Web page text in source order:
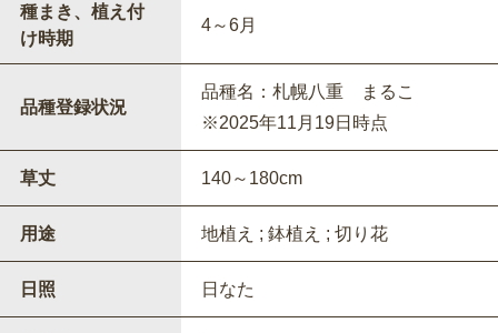
種まき、植え付
け時期
4～6月
品種登録状況
品種名：札幌八重 まるこ
※2025年11月19日時点
草丈 140～180cm
用途 地植え ; 鉢植え ; 切り花
日照 日なた